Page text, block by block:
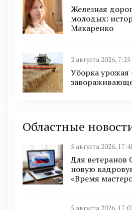
Железная
молодых:
Макаренко
2 августа 2026, 7:25
Уборка урожая
Областные
5 августа 2026,
Для ветеранов
новую
«Время